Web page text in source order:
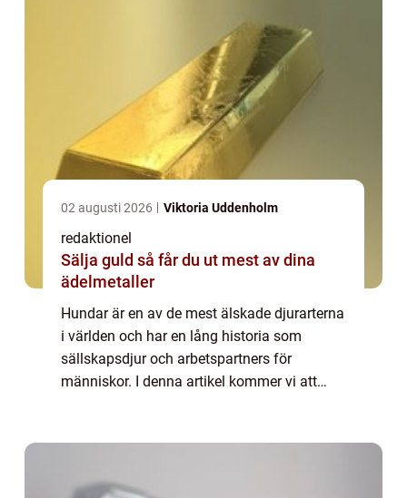
02 augusti 2026 Viktoria Uddenholm
redaktionel
Sälja guld så får du ut mest av dina
ädelmetaller
Hundar är en av de mest älskade djurarterna
i världen och har en lång historia som
sällskapsdjur och arbetspartners för
människor. I denna artikel kommer vi att